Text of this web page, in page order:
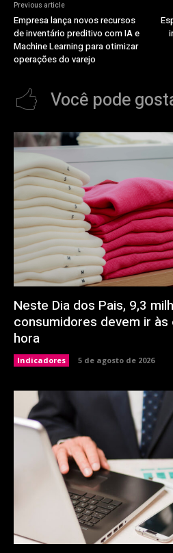
Previous article
Empresa lança novos recursos
de inventário preditivo com IA e
Machine Learning para otimizar
operações do varejo
Você pode
Neste Dia dos Pais, 9,3
consumidores devem ir
hora
Indicadores 5 de agosto de 2026